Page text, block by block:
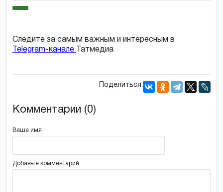
Следите за самым важным и интересным в
Telegram-канале
Татмедиа
Поделиться:
Комментарии (0)
Ваше имя
Добавьте комментарий